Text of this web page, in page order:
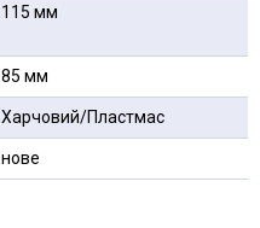
115 мм
85 мм
Харчовий/Пластмас
нове